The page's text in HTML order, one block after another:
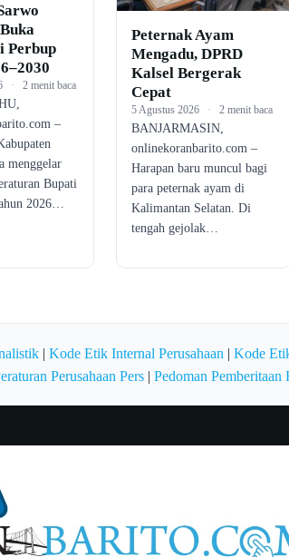
Perbup
· 2 menit baca
–
menggelar
Bupati
2026…
Peternak Ayam
Mengadu, DPRD
Kalsel Bergerak
Cepat
5 Agustus 2026 · 2 menit baca
BANJARMASIN,
onlinekoranbarito.com –
Harapan baru muncul bagi
para peternak ayam di
Kalimantan Selatan. Di
tengah gejolak…
| Kode Etik Internal Perusahaan | Kode
Perusahaan Pers| Pedoman Pemberitaan